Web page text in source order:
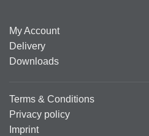
My Account
Delivery
Downloads
Terms & Conditions
Privacy policy
Imprint